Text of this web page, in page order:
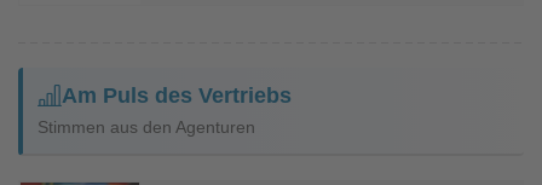
Am Puls des Vertriebs
Stimmen aus den Agenturen